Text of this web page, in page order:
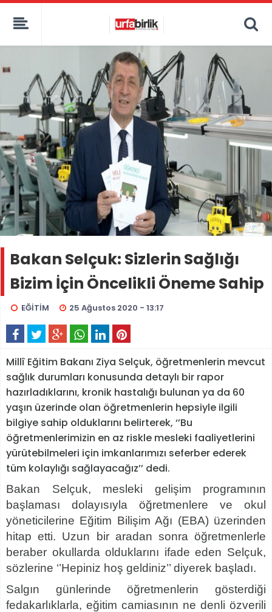
Bakan Selçuk: Sizlerin Sağlığı
Bizim İçin Öncelikli Öneme Sahip
EĞİTİM 25 Ağustos 2020 - 13:17
Millî Eğitim Bakanı Ziya Selçuk, öğretmenlerin mevcut
sağlık durumları konusunda detaylı bir rapor
hazırladıklarını, kronik hastalığı bulunan ya da 60
yaşın üzerinde olan öğretmenlerin hepsiyle ilgili
bilgiye sahip olduklarını belirterek, ‘’Bu
öğretmenlerimizin en az riskle mesleki faaliyetlerini
yürütebilmeleri için imkanlarımızı seferber ederek
tüm kolaylığı sağlayacağız’’ dedi.
Bakan Selçuk, mesleki gelişim programının
başlaması dolayısıyla öğretmenlere ve okul
yöneticilerine Eğitim Bilişim Ağı (EBA) üzerinden
hitap etti. Uzun bir aradan sonra öğretmenlerle
beraber okullarda olduklarını ifade eden Selçuk,
sözlerine ‘’Hepiniz hoş geldiniz’’ diyerek başladı.
Salgın günlerinde öğretmenlerin gösterdiği
fedakarlıklarla, eğitim camiasının ne denli özverili